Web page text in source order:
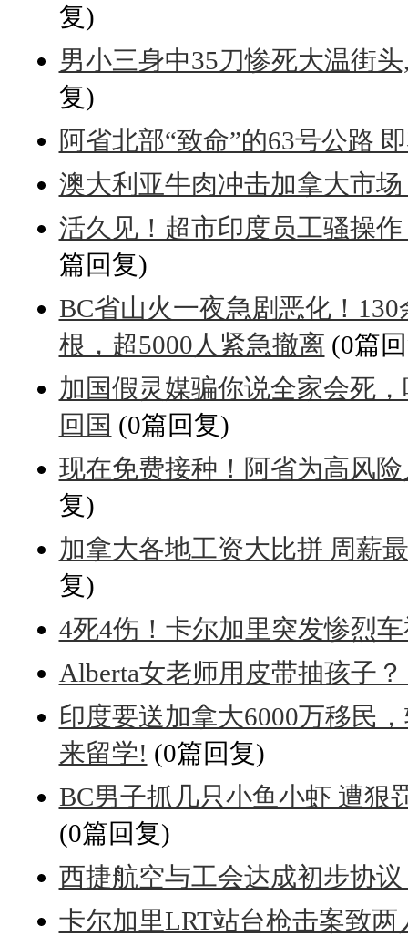
复)
男小三身中35刀惨死大温街
复)
阿省北部“致命”的63号公路
澳大利亚牛肉冲击加拿大市
活久见！超市印度员工骚操
篇回复)
BC省山火一夜急剧恶化！
根，超5000人紧急撤离 (0篇
加国假灵媒骗你说全家会死
回国 (0篇回复)
现在免费接种！阿省为高风
复)
加拿大各地工资大比拼 周薪
复)
4死4伤！卡尔加里突发惨烈
Alberta女老师用皮带抽孩子
印度要送加拿大6000万移民
来留学! (0篇回复)
BC男子抓几只小鱼小虾 遭狠
(0篇回复)
西捷航空与工会达成初步协
卡尔加里LRT站台枪击案致